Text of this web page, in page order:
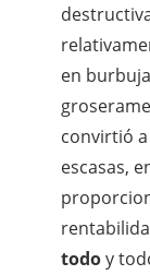
en
convirtió
escasas,
todoy